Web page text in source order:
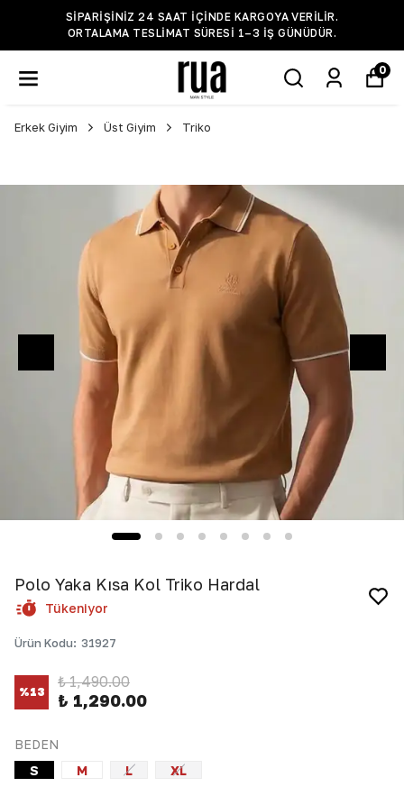
SIPARIŞINIZ 24 SAAT IÇINDE KARGOYA VERILIR.
ORTALAMA TESLIMAT SÜRESI 1–3 IŞ GÜNÜDÜR.
0
Erkek Giyim Üst Giyim Triko
Polo Yaka Kısa Kol Triko Hardal
Tükeniyor
Ürün Kodu: 31927
%13
₺ 1,490.00
₺ 1,290.00
BEDEN
S
M L XL